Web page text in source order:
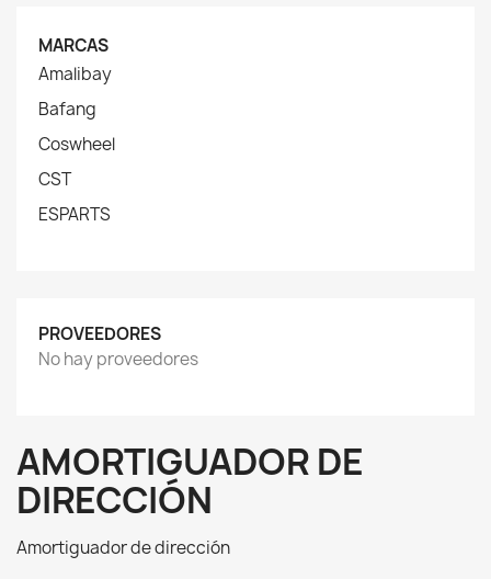
MARCAS
Amalibay
Bafang
Coswheel
CST
ESPARTS
PROVEEDORES
No hay proveedores
AMORTIGUADOR DE
DIRECCIÓN
Amortiguador de dirección